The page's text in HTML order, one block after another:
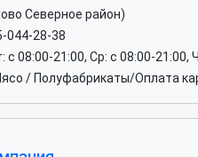
Северное район)
044-28-38
c 08:00-21:00, Ср: c 08:00-
/ Полуфабрикаты/Оплата